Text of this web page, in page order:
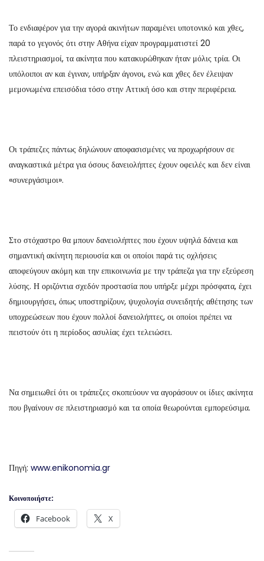
Το ενδιαφέρον για την αγορά ακινήτων παραμένει υποτονικό και χθες,
παρά το γεγονός ότι στην Αθήνα είχαν προγραμματιστεί 20
πλειστηριασμοί, τα ακίνητα που κατακυρώθηκαν ήταν μόλις τρία. Οι
υπόλοιποι αν και έγιναν, υπήρξαν άγονοι, ενώ και χθες δεν έλειψαν
μεμονωμένα επεισόδια τόσο στην Αττική όσο και στην περιφέρεια.
Οι τράπεζες πάντως δηλώνουν αποφασισμένες να προχωρήσουν σε
αναγκαστικά μέτρα για όσους δανειολήπτες έχουν οφειλές και δεν είναι
«συνεργάσιμοι».
Στο στόχαστρο θα μπουν δανειολήπτες που έχουν υψηλά δάνεια και
σημαντική ακίνητη περιουσία και οι οποίοι παρά τις οχλήσεις
αποφεύγουν ακόμη και την επικοινωνία με την τράπεζα για την εξεύρεση
λύσης. Η οριζόντια σχεδόν προστασία που υπήρξε μέχρι πρόσφατα, έχει
δημιουργήσει, όπως υποστηρίζουν, ψυχολογία συνειδητής αθέτησης των
υποχρεώσεων που έχουν πολλοί δανειολήπτες, οι οποίοι πρέπει να
πειστούν ότι η περίοδος ασυλίας έχει τελειώσει.
Να σημειωθεί ότι οι τράπεζες σκοπεύουν να αγοράσουν οι ίδιες ακίνητα
που βγαίνουν σε πλειστηριασμό και τα οποία θεωρούνται εμπορεύσιμα.
Πηγή: www.enikonomia.gr
Κοινοποιήστε:
Facebook X